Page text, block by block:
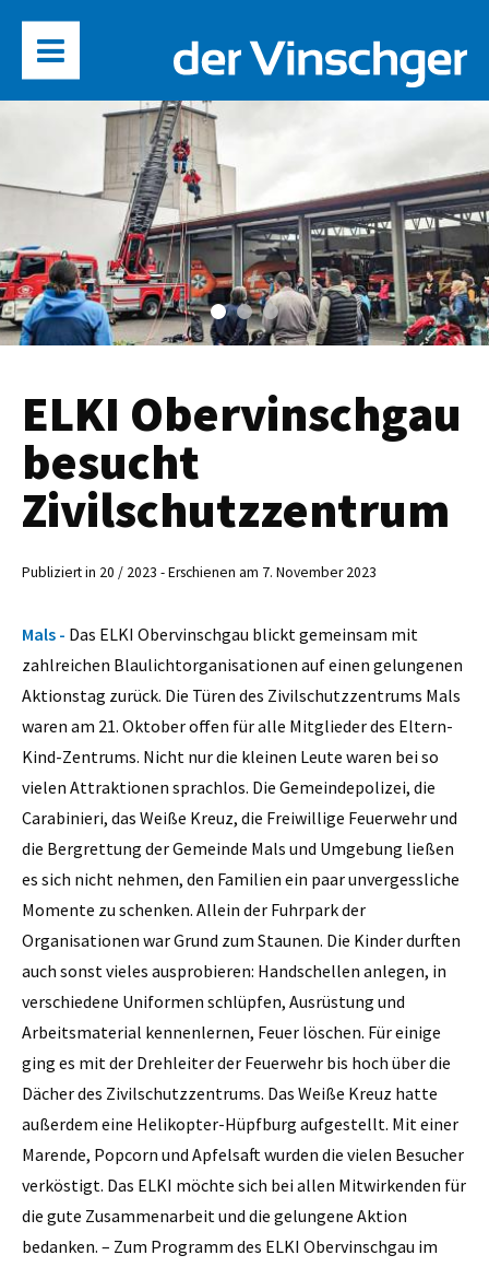
ELKI Obervinschgau
besucht
Zivilschutzzentrum
Publiziert in 20 / 2023 - Erschienen am 7. November 2023
Mals - Das ELKI Obervinschgau blickt gemeinsam mit
zahlreichen Blaulichtorganisationen auf einen gelungenen
Aktionstag zurück. Die Türen des Zivilschutzzentrums Mals
waren am 21. Oktober offen für alle Mitglieder des Eltern-
Kind-Zentrums. Nicht nur die kleinen Leute waren bei so
vielen Attraktionen sprachlos. Die Gemeindepolizei, die
Carabinieri, das Weiße Kreuz, die Freiwillige Feuerwehr und
die Bergrettung der Gemeinde Mals und Umgebung ließen
es sich nicht nehmen, den Familien ein paar unvergessliche
Momente zu schenken. Allein der Fuhrpark der
Organisationen war Grund zum Staunen. Die Kinder durften
auch sonst vieles ausprobieren: Handschellen anlegen, in
verschiedene Uniformen schlüpfen, Ausrüstung und
Arbeitsmaterial kennenlernen, Feuer löschen. Für einige
ging es mit der Drehleiter der Feuerwehr bis hoch über die
Dächer des Zivilschutzzentrums. Das Weiße Kreuz hatte
außerdem eine Helikopter-Hüpfburg aufgestellt. Mit einer
Marende, Popcorn und Apfelsaft wurden die vielen Besucher
verköstigt. Das ELKI möchte sich bei allen Mitwirkenden für
die gute Zusammenarbeit und die gelungene Aktion
bedanken. – Zum Programm des ELKI Obervinschgau im